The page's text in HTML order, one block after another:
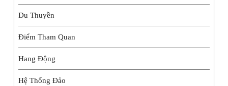
Du Thuyền
Điểm Tham Quan
Hang Động
Hệ Thống Đảo